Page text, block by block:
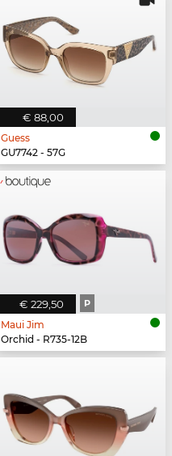
€ 88,00
Guess
GU7742 - 57G
€ 229,50 P
Maui Jim
Orchid - R735-12B